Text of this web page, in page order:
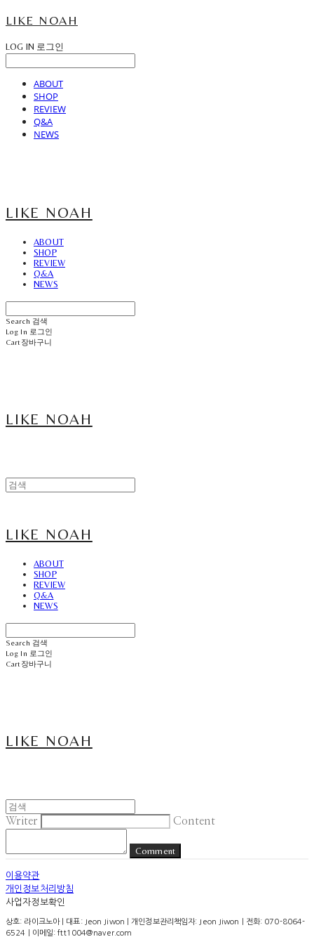
LIKE NOAH
LOG IN 로그인
ABOUT
SHOP
REVIEW
Q&A
NEWS
LIKE NOAH
ABOUT
SHOP
REVIEW
Q&A
NEWS
Search 검색
Log In 로그인
Cart장바구니
LIKE NOAH
LIKE NOAH
ABOUT
SHOP
REVIEW
Q&A
NEWS
Search 검색
Log In 로그인
Cart장바구니
LIKE NOAH
Writer Content
Comment
이용약관
개인정보처리방침
사업자정보확인
상호: 라이크노아 | 대표: Jeon Jiwon | 개인정보관리책임자: Jeon Jiwon | 전화: 070-8064-
6524 | 이메일: ftt1004@naver.com